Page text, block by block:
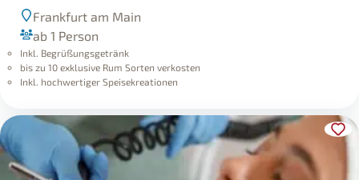
Frankfurt am Main
ab 1 Person
Inkl. Begrüßungsgetränk
bis zu 10 exklusive Rum Sorten verkosten
Inkl. hochwertiger Speisekreationen